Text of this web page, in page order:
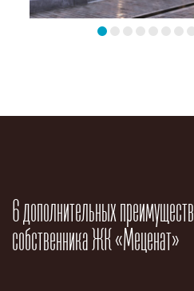
6 дополнительных преимуществ
собственника ЖК «Меценат»